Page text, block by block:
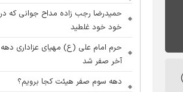
حمیدرضا رجب زاده مداح جوانی که در
خود خود غلطید
حرم امام علی (ع) مهیای عزاداری دهه
آخر صفر شد
دهه سوم صفر هیئت کجا برویم؟